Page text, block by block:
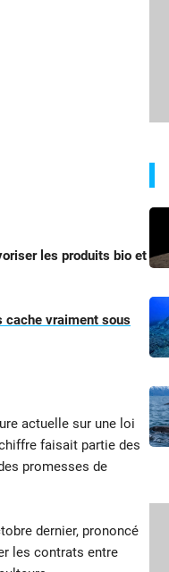
les produits bio et
cache vraiment sous
actuelle sur une loi
faisait partie des
promesses de
dernier, prononcé
les contrats entre